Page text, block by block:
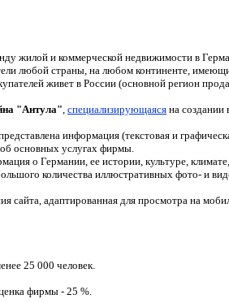
жилой и коммерческой недвижимости в
любой страны, на любом континенте,
живет в России (основной регион
"Антула" специализирующаяся на создании
информация (текстовая и
основных услугах фирмы.
о Германии, ее истории, культуре,
количества иллюстративных фото- и
сайта, адаптированная для просмотра на
25 000 человек.
фирмы - 25 %.